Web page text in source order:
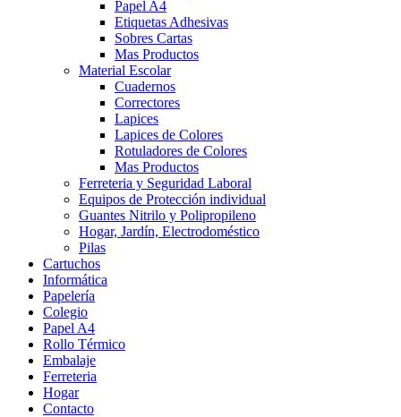
Papel A4
Etiquetas Adhesivas
Sobres Cartas
Mas Productos
Material Escolar
Cuadernos
Correctores
Lapices
Lapices de Colores
Rotuladores de Colores
Mas Productos
Ferreteria y Seguridad Laboral
Equipos de Protección individual
Guantes Nitrilo y Polipropileno
Hogar, Jardín, Electrodoméstico
Pilas
Cartuchos
Informática
Papelería
Colegio
Papel A4
Rollo Térmico
Embalaje
Ferreteria
Hogar
Contacto